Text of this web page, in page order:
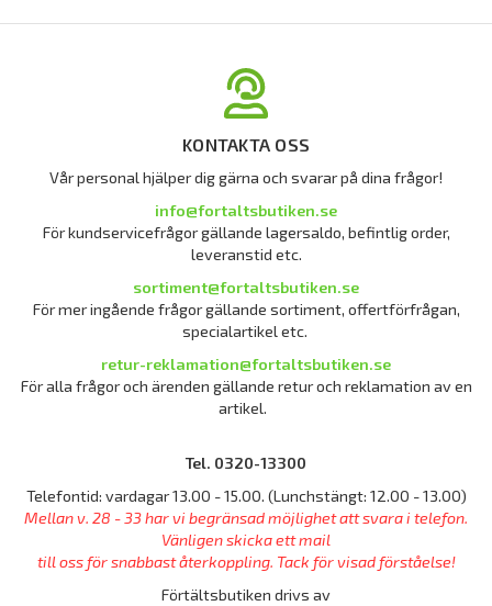
KONTAKTA OSS
Vår personal hjälper dig gärna och svarar på dina frågor!
info@fortaltsbutiken.se
För kundservicefrågor gällande lagersaldo, befintlig order,
leveranstid etc.
sortiment@fortaltsbutiken.se
För mer ingående frågor gällande sortiment, offertförfrågan,
specialartikel etc.
retur-reklamation@fortaltsbutiken.se
För alla frågor och ärenden gällande retur och reklamation av en
artikel.
Tel. 0320-13300
Telefontid: vardagar 13.00 - 15.00. (Lunchstängt: 12.00 - 13.00)
Mellan v. 28 - 33 har vi begränsad möjlighet att svara i telefon.
Vänligen skicka ett mail
till oss för snabbast återkoppling. Tack för visad förståelse!
Förtältsbutiken drivs av